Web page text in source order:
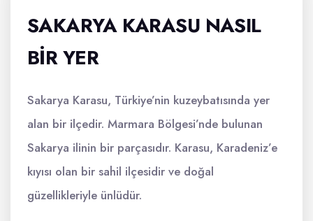
SAKARYA KARASU NASIL
BIR YER
Sakarya Karasu, Türkiye’nin kuzeybatısında yer
alan bir ilçedir. Marmara Bölgesi’nde bulunan
Sakarya ilinin bir parçasıdır. Karasu, Karadeniz’e
kıyısı olan bir sahil ilçesidir ve doğal
güzellikleriyle ünlüdür.